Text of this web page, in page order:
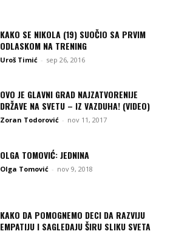
KAKO SE NIKOLA (19) SUOČIO SA PRVIM
ODLASKOM NA TRENING
Uroš Timić - sep 26, 2016
OVO JE GLAVNI GRAD NAJZATVORENIJE
DRŽAVE NA SVETU – IZ VAZDUHA! (VIDEO)
Zoran Todorović - nov 11, 2017
OLGA TOMOVIĆ: JEDNINA
Olga Tomović - nov 9, 2018
KAKO DA POMOGNEMO DECI DA RAZVIJU
EMPATIJU I SAGLEDAJU ŠIRU SLIKU SVETA